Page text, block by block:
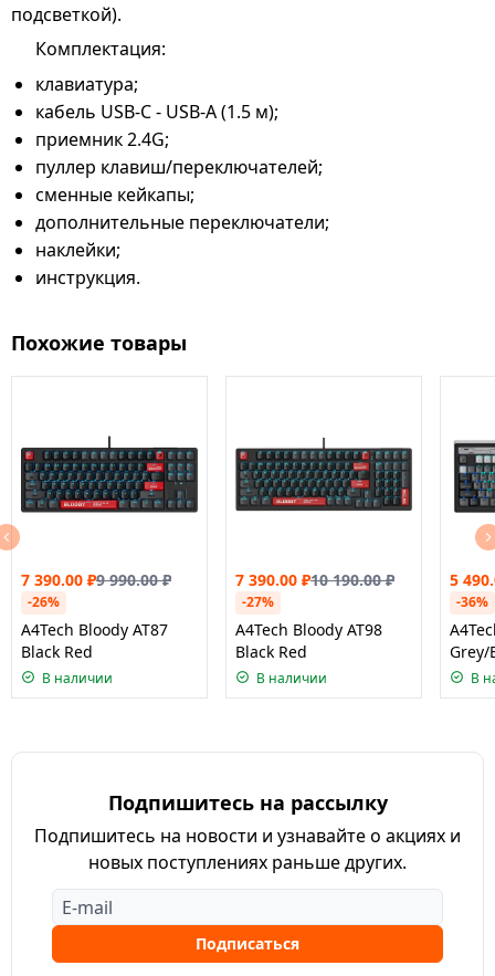
подсветкой).
Комплектация:
клавиатура;
кабель USB-C - USB-A (1.5 м);
приемник 2.4G;
пуллер клавиш/переключателей;
сменные кейкапы;
дополнительные переключатели;
наклейки;
инструкция.
Похожие товары
7 390.00 ₽9 990.00₽
-26%
A4Tech Bloody AT87
Black Red
В наличии
7 390.00 ₽10 190.00₽
-27%
A4Tech Bloody AT98
Black Red
В наличии
5
-36%
Grey/
В
Подпишитесь на рассылку
Подпишитесь на новости и узнавайте о акциях и
новых поступлениях раньше других.
Подписаться